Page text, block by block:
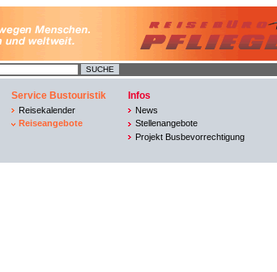
Service Bustouristik
Reisekalender
Reiseangebote
Infos
News
Stellenangebote
Projekt Busbevorrechtigung